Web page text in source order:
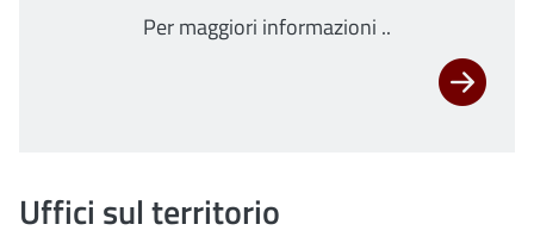
Per maggiori informazioni ..
Uffici sul territorio